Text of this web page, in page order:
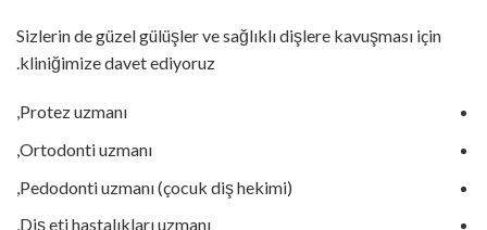
Sizlerin de güzel gülüşler ve sağlıklı dişlere kavuşması için
kliniğimize davet ediyoruz.
Protez uzmanı,
Ortodonti uzmanı,
Pedodonti uzmanı (çocuk diş hekimi),
Diş eti hastalıkları uzmanı,